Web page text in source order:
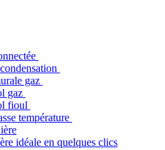
gaz
gaz
fioul
température
idéale en quelques clics